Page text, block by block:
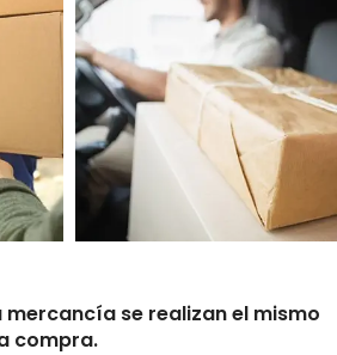
mercancía se realizan el mismo
compra.